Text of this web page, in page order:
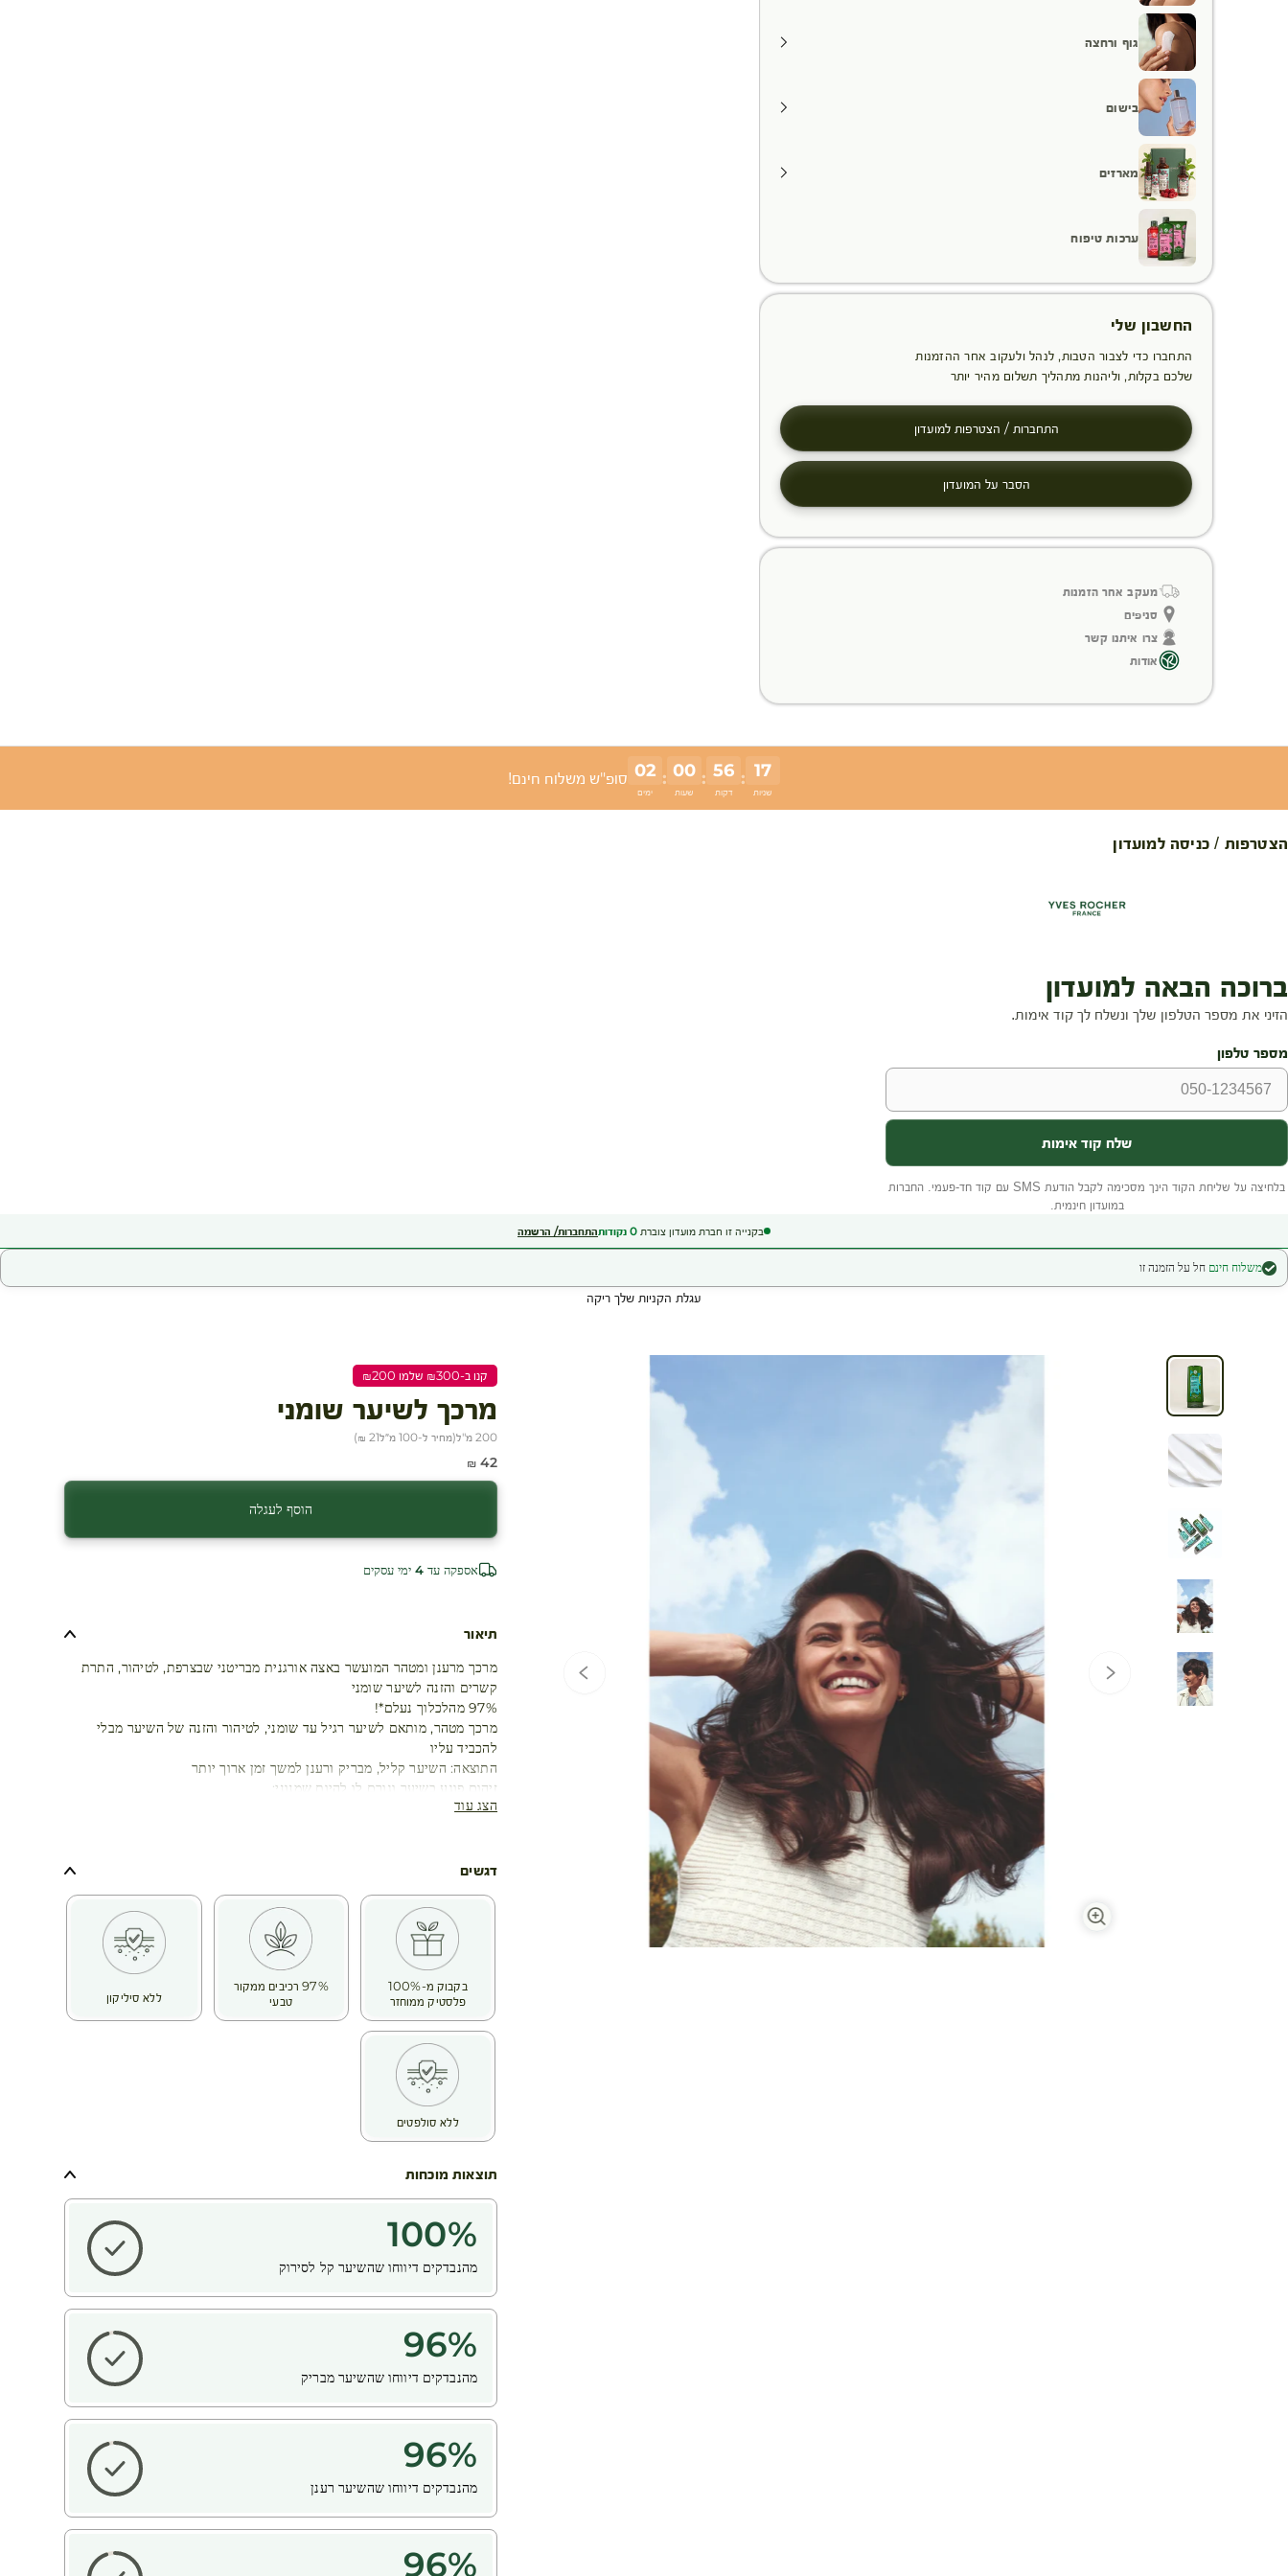
גוף ורחצה
בישום
מארזים
ערכות טיפוח
החשבון שלי
התחברו כדי לצבור הטבות, לנהל ולעקוב אחר ההזמנות
שלכם בקלות, וליהנות מתהליך תשלום מהיר יותר
התחברות / הצטרפות למועדון
הסבר על המועדון
מעקב אחר הזמנות
סניפים
צרו איתנו קשר
אודות
02
ימים
: 00
שעות
: 56
דקות
: 16
שניות
סופ"ש משלוח חינם!
הצטרפות / כניסה למועדון
בקנייה זו חברת מועדון צוברת 0 נקודותהתחברות/ הרשמה
משלוח חינם חל על הזמנה זו
עגלת הקניות שלך ריקה
קנו ב-₪300 שלמו ₪200
מרכך לשיער שומני
200 מ"ל (מחיר ל-100 מ״ל 21 ₪
)
מחיר מבצע
42 ₪
הוסף לעגלה
אספקה עד 4 ימי עסקים
תיאור
מרכך מרענן ומטהר המועשר באצה אורגנית מבריטני שבצרפת, לטיהור, התרת
קשרים והזנה לשיער שומני
97% מהלכלוך נעלם*!
מרכך מטהר, מותאם לשיער רגיל עד שומני, לטיהור והזנה של השיער מבלי
להכביד עליו
התוצאה: השיער קליל, מבריק ורענן למשך זמן ארוך יותר
זיהום פוגע בשיער וגורם לו להיות שמנוני:
בימינו קשה להימנע מזיהום שנגרם כתוצאה מעישון, גשם, אבק, מיקרו-חלקיקים
תעלות השיער, אשר נסתמות וגורמות לשיער להיראות עמום.
שלנו בחרו באצה אורגנית מטהרת מבריטני, הידועה בשם 'הקלשון של נפטון',
בשל יעילותה בניקוי ובהפחתת הפרשת שומן עודף.
לאחר שהשומן העודף והלכלוך מוסרים, הקרקפת נותרת מטוהרת והשיער קליל
הצג עוד
דגשים
בקבוק מ-100%
פלסטיק ממוחזר
97% רכיבים ממקור
טבעי
ללא סיליקון
ללא סולפטים
תוצאות מוכחות
100%
מהנבדקים דיווחו שהשיער קל לסירוק
96%
מהנבדקים דיווחו שהשיער מבריק
96%
מהנבדקים דיווחו שהשיער רענן
96%